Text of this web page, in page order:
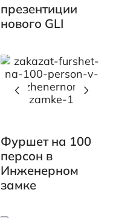
презентиции
нового GLI
Фуршет на 100
персон в
Инженерном
замке